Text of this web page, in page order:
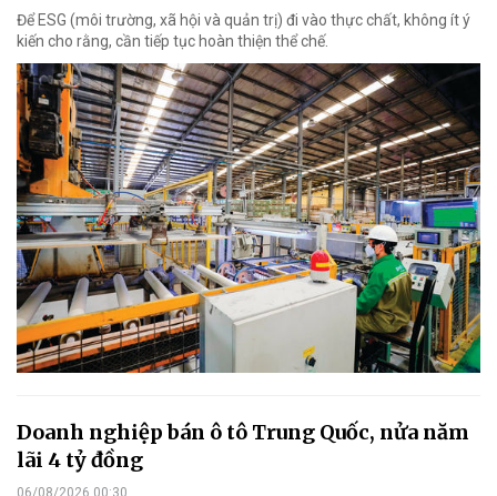
Để ESG (môi trường, xã hội và quản trị) đi vào thực chất, không ít ý
kiến cho rằng, cần tiếp tục hoàn thiện thể chế.
Doanh nghiệp bán ô tô Trung Quốc, nửa năm
lãi 4 tỷ đồng